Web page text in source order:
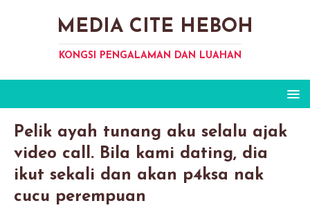
MEDIA CITE HEBOH
KONGSI PENGALAMAN DAN LUAHAN
Pelik ayah tunang aku selalu ajak
video call. Bila kami dating, dia
ikut sekali dan akan p4ksa nak
cucu perempuan